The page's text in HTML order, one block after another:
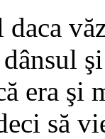
daca
dânsul
era şi
să